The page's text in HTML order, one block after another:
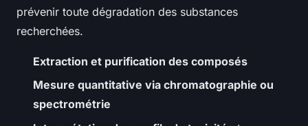
prévenir toute dégradation des substances
recherchées.
Extraction et purification des composés
Mesure quantitative via chromatographie ou
spectrométrie